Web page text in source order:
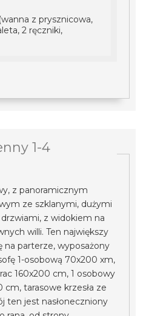
z prysznicowa,
2 ręczniki,
1-4
z panoramicznym
ze szklanymi, dużymi
z widokiem na
willi. Ten największy
na parterze, wyposażony
1-osobową 70x200 xm,
160x200 cm, 1 osobowy
tarasowe krzesła ze
ten jest nasłoneczniony